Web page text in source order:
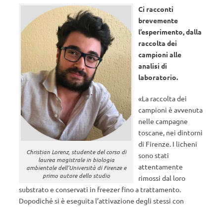
Christian Lorenz, studente del corso di
laurea magistrale in biologia
ambientale dell’Università di Firenze e
primo autore dello studio
Ci racconti
brevemente
l’esperimento, dalla
raccolta dei
campioni alle
analisi di
laboratorio.
«La raccolta dei
campioni è avvenuta
nelle campagne
toscane, nei dintorni
di Firenze. I licheni
sono stati
attentamente
rimossi dal loro
substrato e conservati in freezer fino a trattamento.
Dopodiché si è eseguita l’attivazione degli stessi con